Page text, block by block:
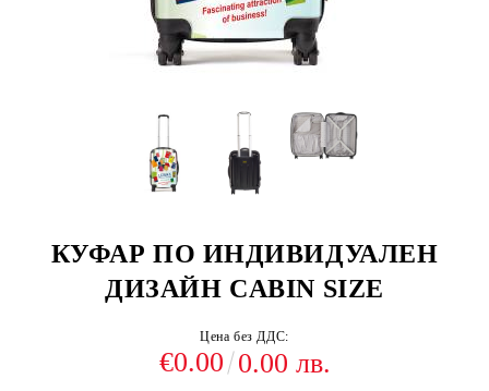
КУФАР ПО ИНДИВИДУАЛЕН
ДИЗАЙН CABIN SIZE
Цена без ДДС:
€0.00 0.00 лв.